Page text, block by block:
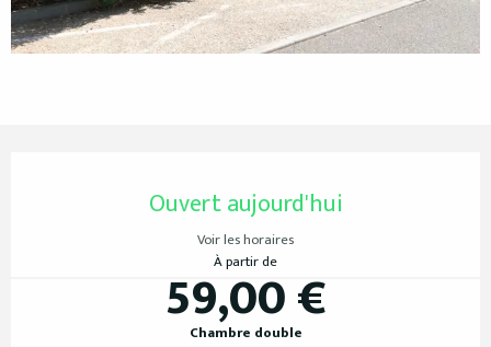
Ouvert aujourd'hui
Voir les horaires
À partir de
59,00 €
Chambre double